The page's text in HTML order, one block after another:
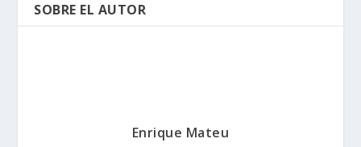
SOBRE EL AUTOR
Enrique Mateu